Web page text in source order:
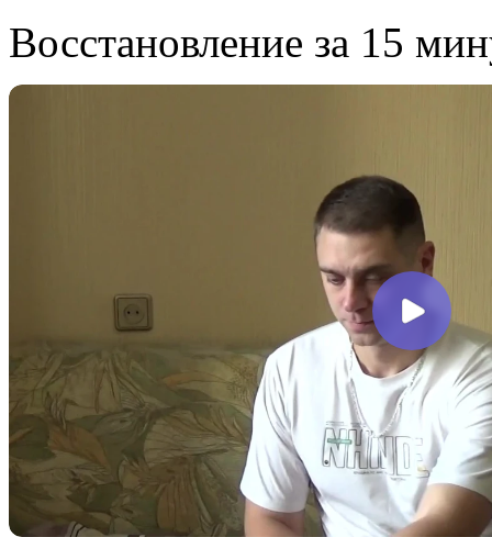
Восстановление за 15